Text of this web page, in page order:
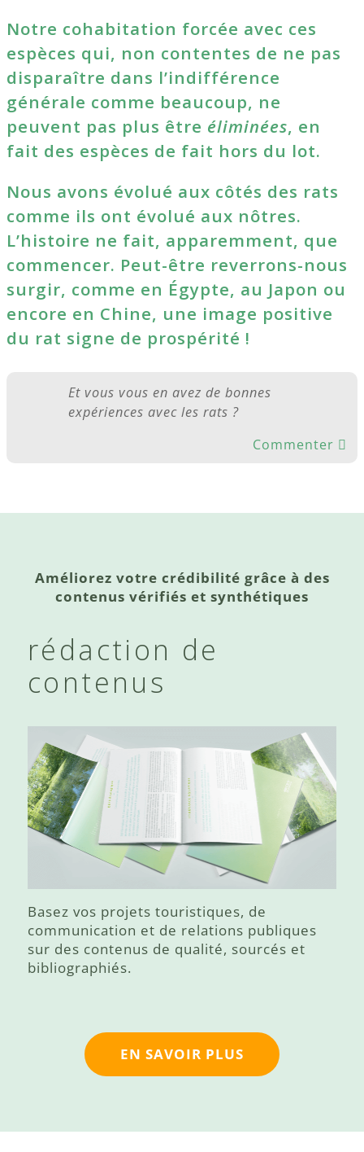
Notre cohabitation forcée avec ces
espèces qui, non contentes de ne pas
disparaître dans l’indifférence
générale comme beaucoup, ne
peuvent pas plus être éliminées, en
fait des espèces de fait hors du lot.
Nous avons évolué aux côtés des rats
comme ils ont évolué aux nôtres.
L’histoire ne fait, apparemment, que
commencer. Peut-être reverrons-nous
surgir, comme en Égypte, au Japon ou
encore en Chine, une image positive
du rat signe de prospérité !
Et vous vous en avez de bonnes
expériences avec les rats ?
Commenter
Améliorez votre crédibilité grâce à des
contenus vérifiés et synthétiques
rédaction de
contenus
Basez vos projets touristiques, de
communication et de relations publiques
sur des contenus de qualité, sourcés et
bibliographiés.
EN SAVOIR PLUS